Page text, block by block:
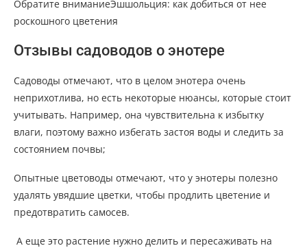
Обратите вниманиеЭшшольция: как добиться от нее
роскошного цветения
Отзывы садоводов о энотере
Садоводы отмечают, что в целом энотера очень
неприхотлива, но есть некоторые нюансы, которые стоит
учитывать. Например, она чувствительна к избытку
влаги, поэтому важно избегать застоя воды и следить за
состоянием почвы;
Опытные цветоводы отмечают, что у энотеры полезно
удалять увядшие цветки, чтобы продлить цветение и
предотвратить самосев.
А еще это растение нужно делить и пересаживать на